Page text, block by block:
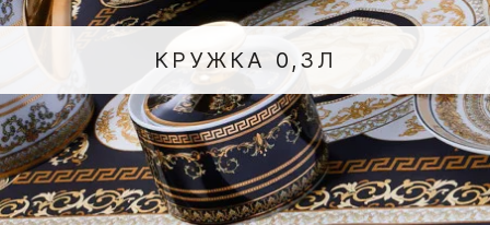
КРУЖКА 0,3Л